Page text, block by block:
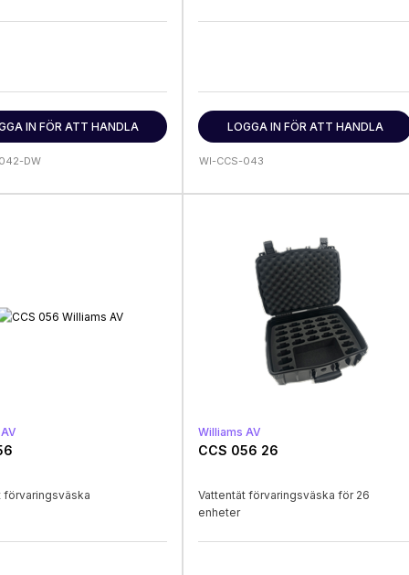
IN FÖR ATT HANDLA
DW
LOGGA IN FÖR ATT HANDLA
WI-CCS-043
förvaringsväska
Williams AV
CCS 056 26
Vattentät förvaringsväska för 26
enheter